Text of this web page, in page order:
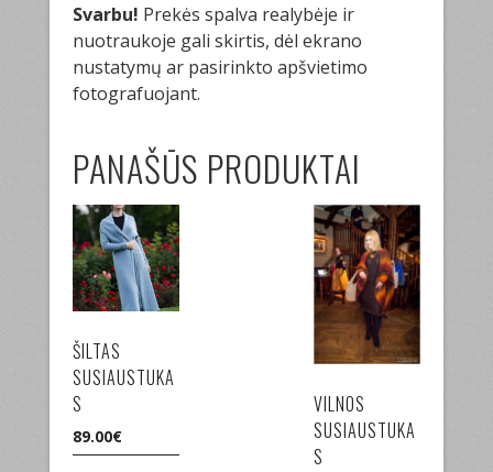
Svarbu! Prekės spalva realybėje ir
nuotraukoje gali skirtis, dėl ekrano
nustatymų ar pasirinkto apšvietimo
fotografuojant.
PANAŠŪS PRODUKTAI
ŠILTAS
SUSIAUSTUKA
S
89.00€
VILNOS
SUSIAUSTUKA
S